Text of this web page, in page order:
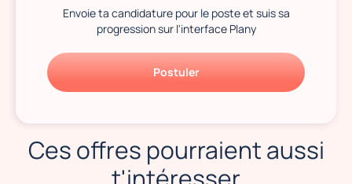
Envoie ta candidature pour le poste et suis sa
progression sur l'interface Plany
Postuler
Ces offres pourraient aussi